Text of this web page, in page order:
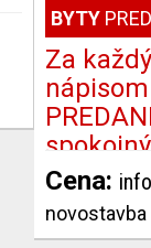
BYTY
Za
nápisom
Ďalšia
Vaša.1-
Cena:
novostavba